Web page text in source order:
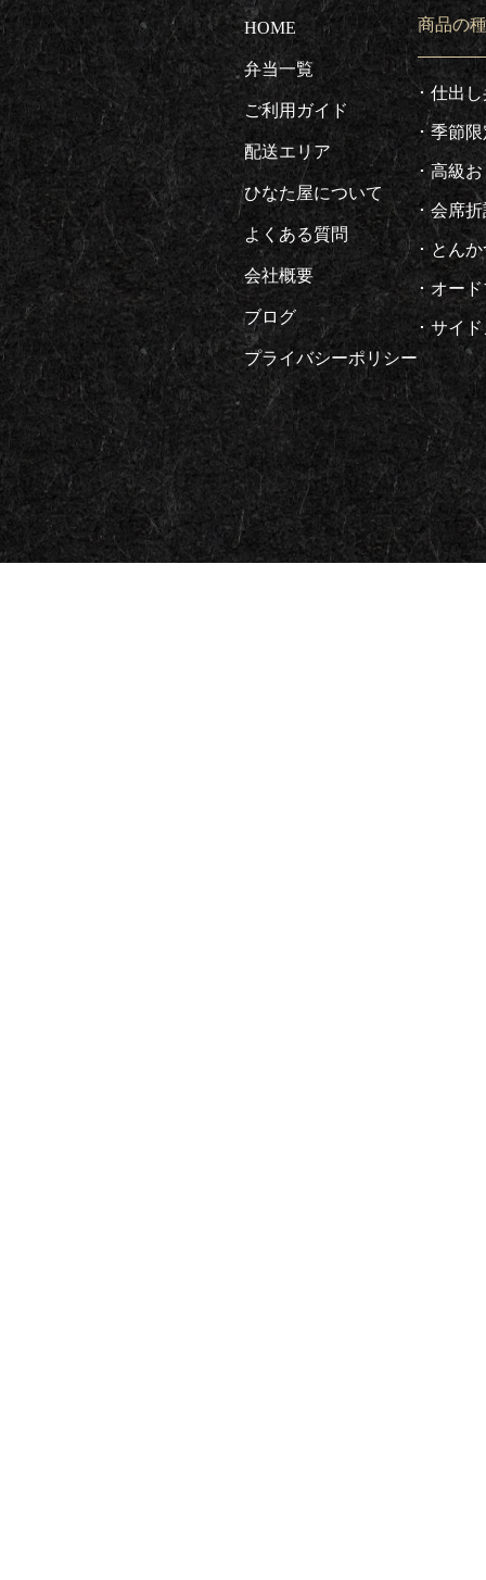
HOME
弁当一覧
ご利用ガイド
配送エリア
ひなた屋について
よくある質問
会社概要
ブログ
プライバシーポリシー
商品の
仕出
季節
高級
会席折
とん
オー
サイ